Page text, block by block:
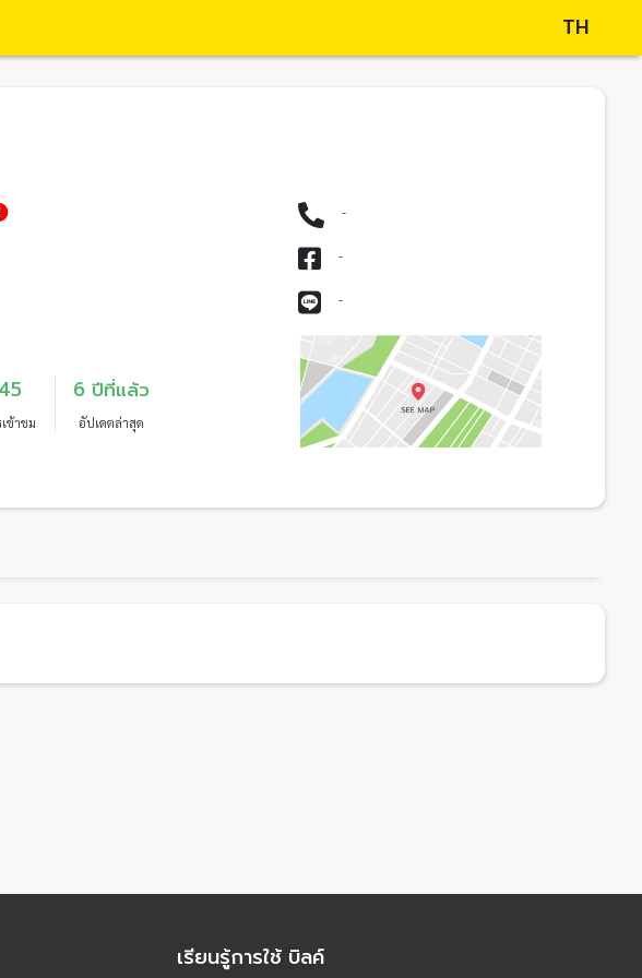
TH
ข้าชม
6 ปีที่แล้ว
อัปเดตล่าสุด
-
-
-
เรียนรู้การใช้ บิลค์